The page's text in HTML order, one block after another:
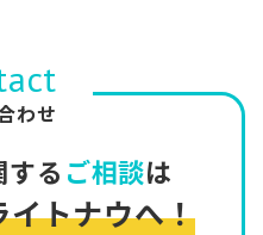
わせ
する ご相談は
トナウへ！